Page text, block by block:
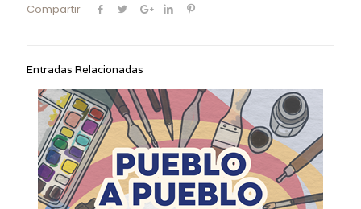
Compartir
Entradas Relacionadas